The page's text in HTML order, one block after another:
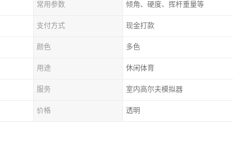
常用参数 倾角、硬度、挥杆重量等
支付方式 现金打款
颜色 多色
用途 休闲体育
服务 室内高尔夫模拟器
价格 透明